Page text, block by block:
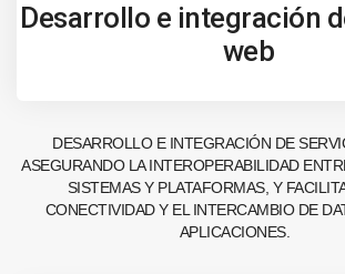
Desarrollo e integración
web
DESARROLLO E INTEGRACIÓN DE
ASEGURANDO LA INTEROPERABILIDAD
SISTEMAS Y PLATAFORMAS, Y
CONECTIVIDAD Y EL INTERCAMBIO DE
APLICACIONES.